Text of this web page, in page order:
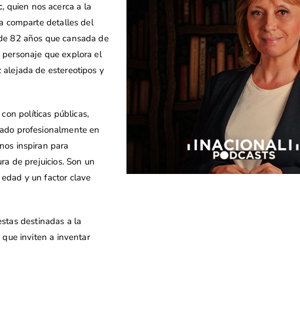
, quien nos acerca a la
comparte detalles del
82 años que cansada de
que explora el
de estereotipos y
políticas públicas,
profesionalmente en
inspiran para
de prejuicios. Son un
y un factor clave
destinadas a la
inviten a inventar